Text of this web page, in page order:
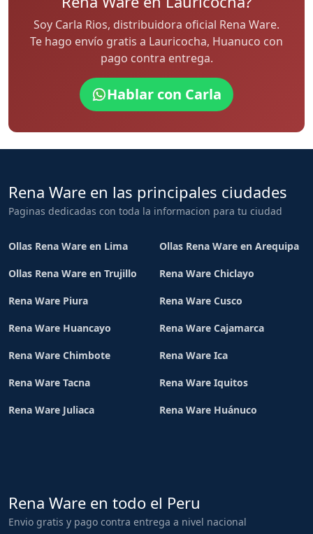
Soy Carla Rios, distribuidora oficial Rena Ware.
Te hago envío gratis a Lauricocha, Huanuco con
pago contra entrega.
Hablar con Carla
Rena Ware en las principales ciudades
Paginas dedicadas con toda la informacion para tu ciudad
Ollas Rena Ware en Lima Ollas Rena Ware en Arequipa
Ollas Rena Ware en Trujillo Rena Ware Chiclayo
Rena Ware Piura Rena Ware Cusco
Rena Ware Huancayo Rena Ware Cajamarca
Rena Ware Chimbote Rena Ware Ica
Rena Ware Tacna Rena Ware Iquitos
Rena Ware Juliaca Rena Ware Huánuco
Rena Ware en todo el Peru
Envio gratis y pago contra entrega a nivel nacional